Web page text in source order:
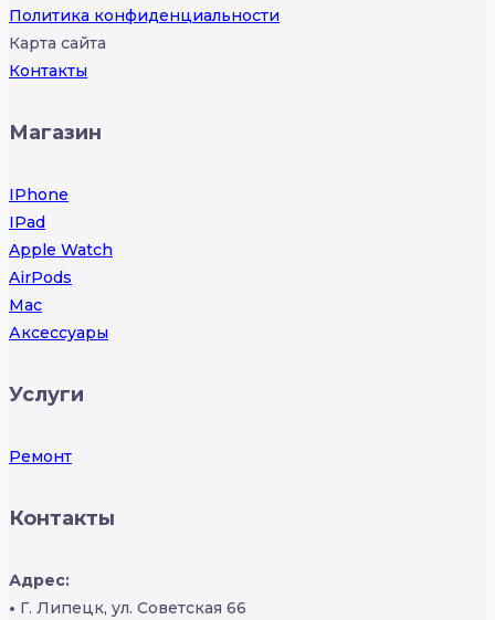
Политика конфиденциальности
Карта сайта
Контакты
Магазин
IPhone
IPad
Apple Watch
AirPods
Mac
Аксессуары
Услуги
Ремонт
Контакты
Адрес:
• Г. Липецк, ул. Советская 66